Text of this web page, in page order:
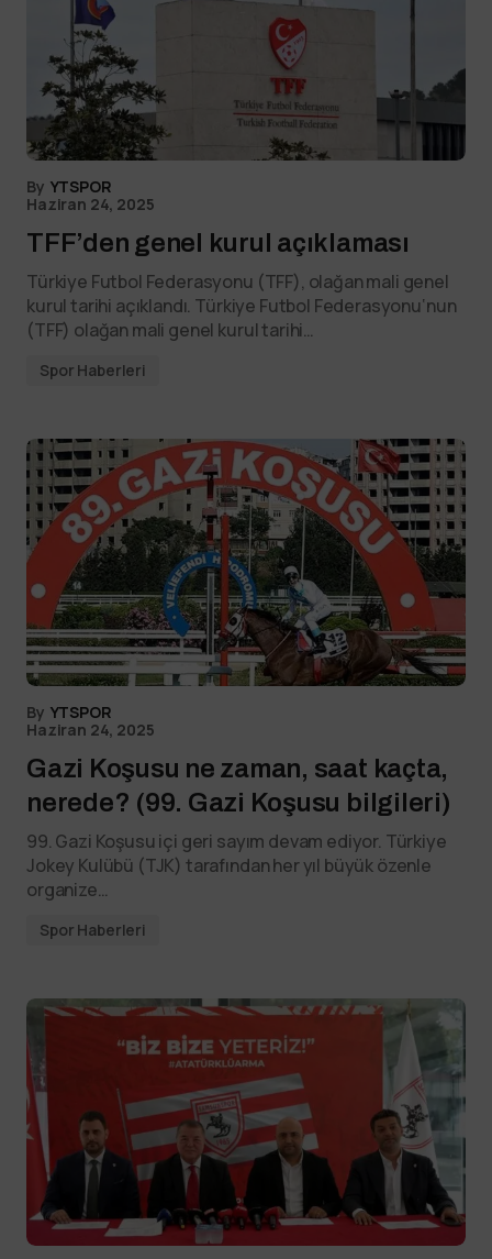
By YTSPOR
Haziran 24, 2025
TFF’den genel kurul açıklaması
Türkiye Futbol Federasyonu (TFF), olağan mali genel
kurul tarihi açıklandı. Türkiye Futbol Federasyonu‘nun
(TFF) olağan mali genel kurul tarihi…
Spor Haberleri
By YTSPOR
Haziran 24, 2025
Gazi Koşusu ne zaman, saat kaçta,
nerede? (99. Gazi Koşusu bilgileri)
99. Gazi Koşusu içi geri sayım devam ediyor. Türkiye
Jokey Kulübü (TJK) tarafından her yıl büyük özenle
organize…
Spor Haberleri